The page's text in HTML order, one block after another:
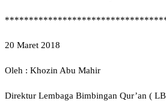
20 Maret 2018
Oleh : Khozin Abu Mahir
Direktur Lembaga Bimbingan Qur’an (